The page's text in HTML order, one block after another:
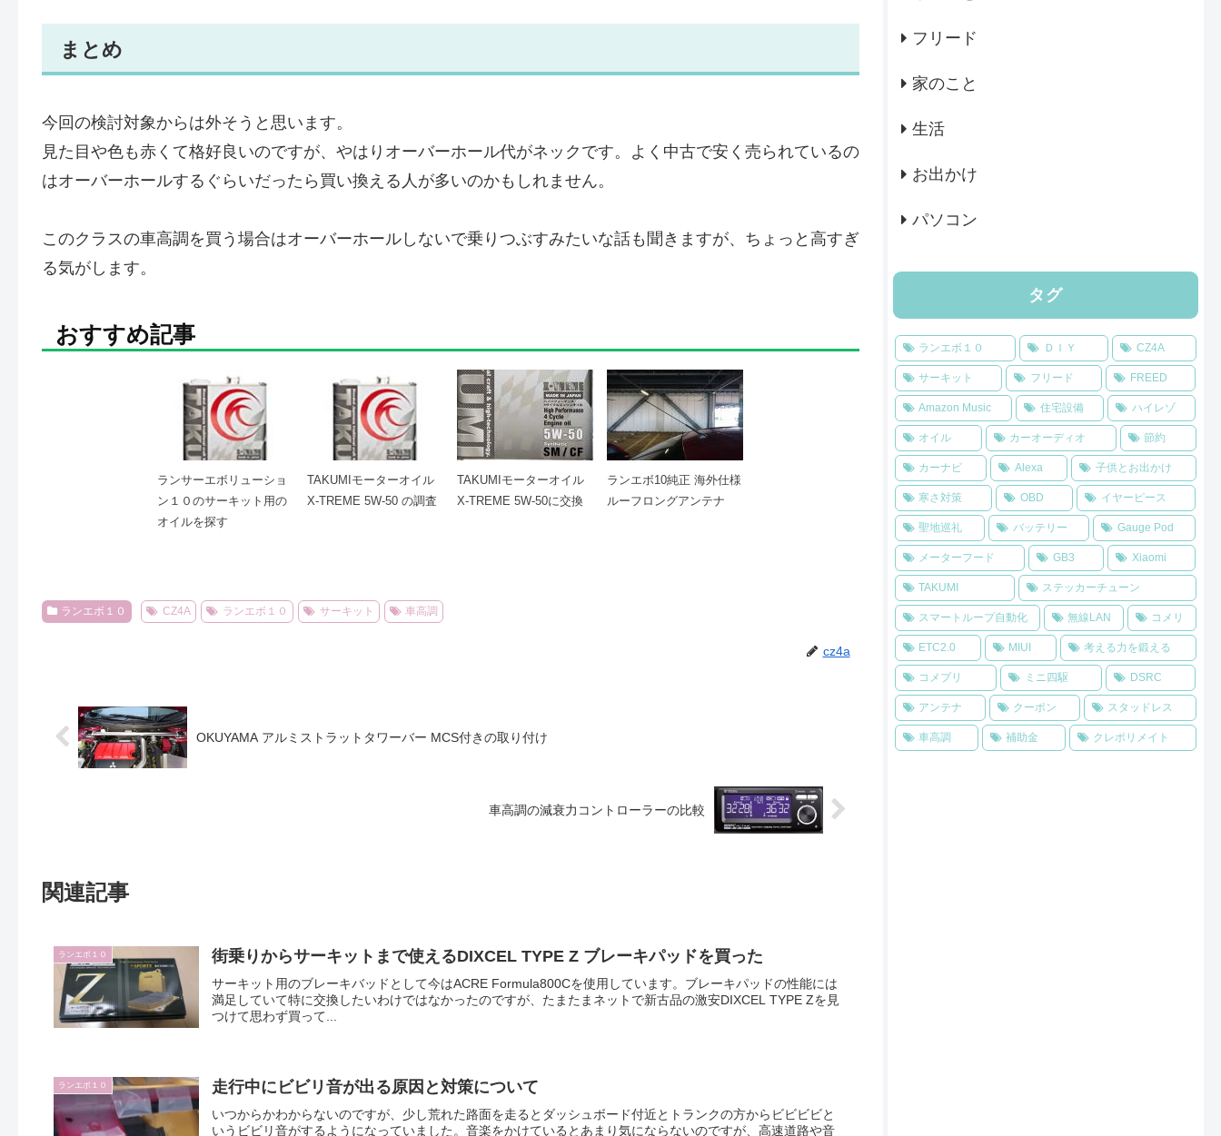
まとめ
今回の検討対象からは外そうと思います。
見た目や色も赤くて格好良いのですが、やはりオーバーホール代がネックです。よく中古で安く売られているの
はオーバーホールするぐらいだったら買い換える人が多いのかもしれません。
このクラスの車高調を買う場合はオーバーホールしないで乗りつぶすみたいな話も聞きますが、ちょっと高すぎ
る気がします。
おすすめ記事
ランサーエボリューショ
ン１０のサーキット用の
オイルを探す
TAKUMIモーターオイル
X-TREME 5W-50 の調査
TAKUMIモーターオイル
X-TREME 5W-50に交換
ランエボ10純正 海外仕様
ルーフロングアンテナ
ランエボ１０ CZ4A ランエボ１０ サーキット 車高調
cz4a
OKUYAMA アルミストラットタワーバー MCS付きの取り付け
車高調の減衰力コントローラーの比較
関連記事
ランエボ１０ 街乗りからサーキットまで使えるDIXCEL TYPE Z ブレーキパッドを買った
サーキット用のブレーキバッドとして今はACRE Formula800Cを使用しています。ブレーキパッドの性能には
満足していて特に交換したいわけではなかったのですが、たまたまネットで新古品の激安DIXCEL TYPE Zを見
つけて思わず買って...
ランエボ１０ 走行中にビビリ音が出る原因と対策について
いつからかわからないのですが、少し荒れた路面を走るとダッシュボード付近とトランクの方からビビビビと
いうビビリ音がするようになっていました。音楽をかけているとあまり気にならないのですが、高速道路や音
フリード
家のこと
生活
お出かけ
パソコン
タグ
ランエボ１０ ＤＩＹ CZ4A
サーキット フリード FREED
Amazon Music 住宅設備 ハイレゾ
オイル カーオーディオ 節約
カーナビ Alexa 子供とお出かけ
寒さ対策 OBD イヤーピース
聖地巡礼 バッテリー Gauge Pod
メーターフード GB3 Xiaomi
TAKUMI ステッカーチューン
スマートループ自動化 無線LAN コメリ
ETC2.0 MIUI 考える力を鍛える
コメプリ ミニ四駆 DSRC
アンテナ クーポン スタッドレス
車高調 補助金 クレポリメイト